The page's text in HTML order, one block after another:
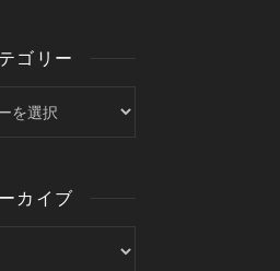
ゴリー
カイブ